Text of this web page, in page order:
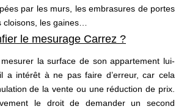
par les murs, les embrasures de portes
cloisons, les gaines…
le mesurage Carrez ?
la surface de son appartement lui-
a intérêt à ne pas faire d’erreur, car cela
de la vente ou une réduction de prix.
le droit de demander un second